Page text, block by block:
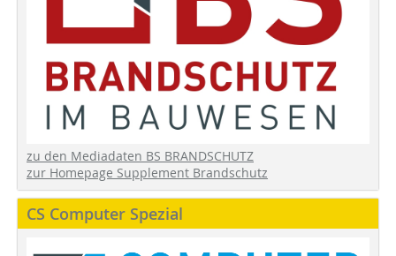
zu den Mediadaten BS BRANDSCHUTZ
zur Homepage Supplement Brandschutz
CS Computer Spezial